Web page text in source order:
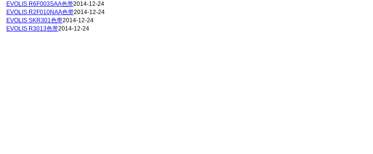
EVOLIS R6F003SAA色带2014-12-24
EVOLIS R2F010NAA色带2014-12-24
EVOLIS SKR301色带2014-12-24
EVOLIS R3013色带2014-12-24